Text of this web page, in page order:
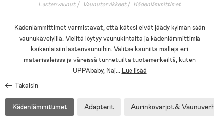
Lastenvaunut Vaunutarvikkeet Kädenlämmittimet
Kädenlämmittimet varmistavat, että kätesi eivät jäädy kylmän sään
vaunukävelyillä. Meiltä löytyy vaunukintaita ja kädenlämmittimiä
kaikenlaisiin lastenvaunuihin. Valitse kauniita malleja eri
materiaaleissa ja väreissä tunnetuilta tuotemerkeiltä, kuten
UPPAbaby, Naj... Lue lisää
Takaisin
Kädenlämmittimet Adapterit Aurinkovarjot &